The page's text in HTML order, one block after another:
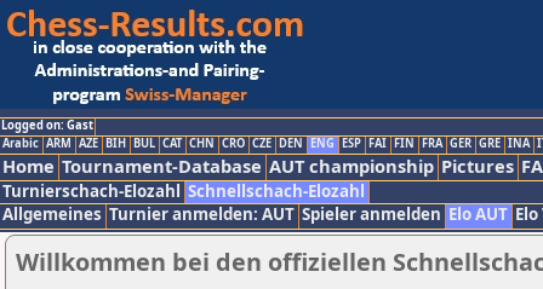
Logged on: Gast
Arabic ARM AZE BIH BUL CAT CHN CRO CZE DEN ENG ESP FAI FIN FRA GER GRE INA
Home Tournament-Database AUT championship Pictures
Turnierschach-Elozahl Schnellschach-Elozahl
Allgemeines Turnier anmelden: AUT Spieler anmelden Elo AUT
Willkommen bei den offiziellen